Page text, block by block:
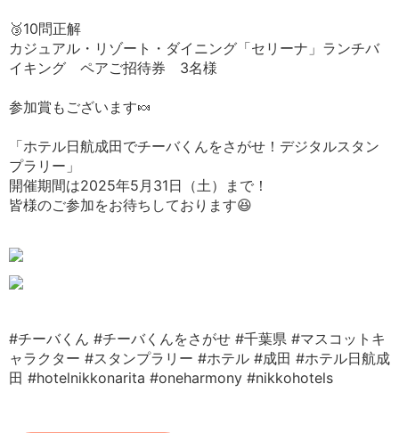
🥉10問正解
カジュアル・リゾート・ダイニング「セリーナ」ランチバ
イキング ペアご招待券 3名様
参加賞もございます🍬
「ホテル日航成田でチーバくんをさがせ！デジタルスタン
プラリー」
開催期間は2025年5月31日（土）まで！
皆様のご参加をお待ちしております😆
#チーバくん #チーバくんをさがせ #千葉県 #マスコットキ
ャラクター #スタンプラリー #ホテル #成田 #ホテル日航成
田 #hotelnikkonarita #oneharmony #nikkohotels